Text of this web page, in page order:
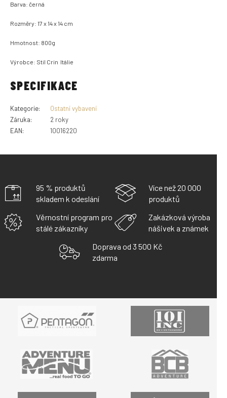
Barva: černá
Rozměry: 17 x 14 x 14 cm
Hmotnost: 800g
Výrobce: Stil Crin Itálie
SPECIFIKACE
Kategorie:
Ostatní vybavení
Záruka:
2 roky
EAN: 10016220
95 % produktů
skladem k odeslání
Více než 20 000
produktů
Věrnostní program pro
stálé zákazníky
Zakázková výroba
nášivek a známek
Doprava od 3 500 Kč
zdarma